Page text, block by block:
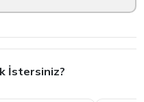
İstersiniz?